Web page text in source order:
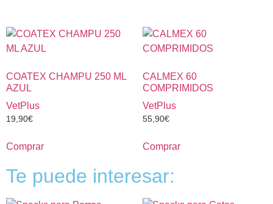
COATEX CHAMPU 250 ML
AZUL
VetPlus
19,90€
Comprar
CALMEX 60
COMPRIMIDOS
VetPlus
55,90€
Comprar
Te puede interesar: